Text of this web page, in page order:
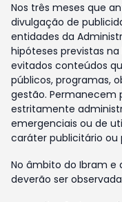
Nos três meses que
divulgação de
entidades da
hipóteses previstas
evitados conteúdos
públicos, programas,
gestão. Permanecem
estritamente
emergenciais ou de
caráter publicitário ou
No âmbito do Ibram e
deverão ser